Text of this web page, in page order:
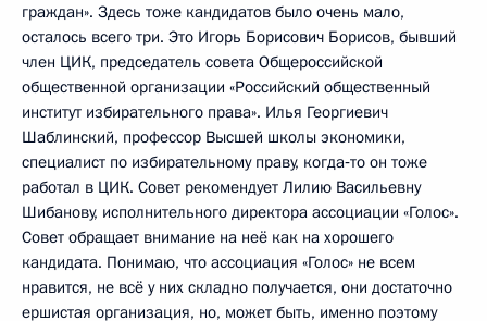
граждан». Здесь тоже кандидатов было очень мало,
осталось всего три. Это Игорь Борисович Борисов, бывший
член ЦИК, председатель совета Общероссийской
общественной организации «Российский общественный
институт избирательного права». Илья Георгиевич
Шаблинский, профессор Высшей школы экономики,
специалист по избирательному праву, когда‑то он тоже
работал в ЦИК. Совет рекомендует Лилию Васильевну
Шибанову, исполнительного директора ассоциации «Голос».
Совет обращает внимание на неё как на хорошего
кандидата. Понимаю, что ассоциация «Голос» не всем
нравится, не всё у них складно получается, они достаточно
ершистая организация, но, может быть, именно поэтому